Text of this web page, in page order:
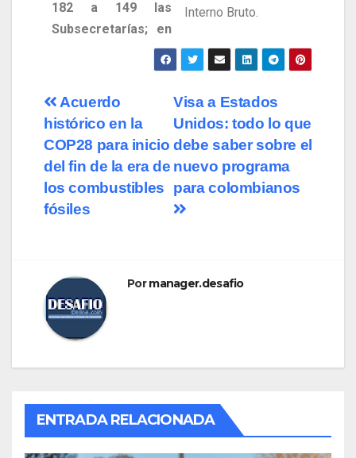
182 a 149 las
Subsecretarías; en
Interno Bruto.
Visa a Estados
Unidos: todo lo que
debe saber sobre el
nuevo programa
para colombianos
Acuerdo
histórico en la
COP28 para inicio
del fin de la era de
los combustibles
fósiles
Pormanager.desafio
ENTRADA RELACIONADA